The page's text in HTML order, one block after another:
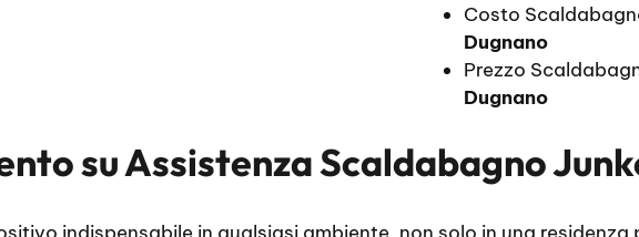
Costo
Dugnano
Prezzo
Dugnano
suAssistenza Scaldabagno
indispensabile in qualsiasi ambiente, non solo in una